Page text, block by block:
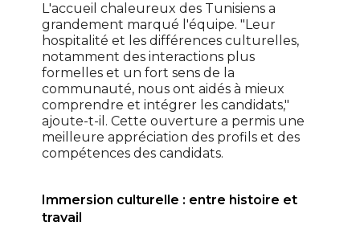
L'accueil chaleureux des Tunisiens a
grandement marqué l'équipe. "Leur
hospitalité et les différences culturelles,
notamment des interactions plus
formelles et un fort sens de la
communauté, nous ont aidés à mieux
comprendre et intégrer les candidats,"
ajoute-t-il. Cette ouverture a permis une
meilleure appréciation des profils et des
compétences des candidats.
Immersion culturelle : entre histoire et
travail